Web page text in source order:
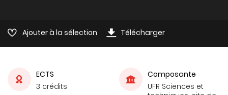
Ajouter à la sélection Télécharger
ECTS
3 crédits
Composante
UFR Sciences et